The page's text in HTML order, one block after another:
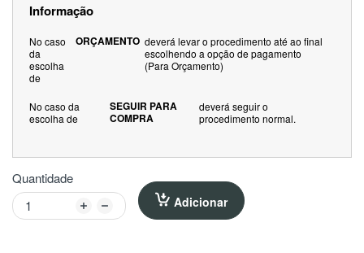
Informação
No caso
da
escolha
de
ORÇAMENTO deverá levar o procedimento até ao final
escolhendo a opção de pagamento
(Para Orçamento)
No caso da
escolha de
SEGUIR PARA
COMPRA
deverá seguir o
procedimento normal.
Quantidade
Adicionar